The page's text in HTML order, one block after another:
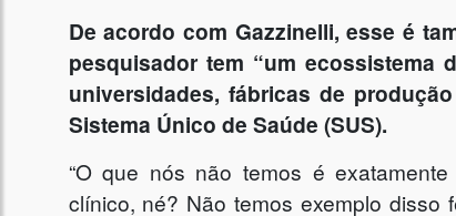
De acordo com Gazzinelli, esse é
pesquisador tem “um ecossistema
universidades, fábricas de
Sistema Único de Saúde (SUS).
“O que nós não temos é
clínico, né? Não temos exemplo disso